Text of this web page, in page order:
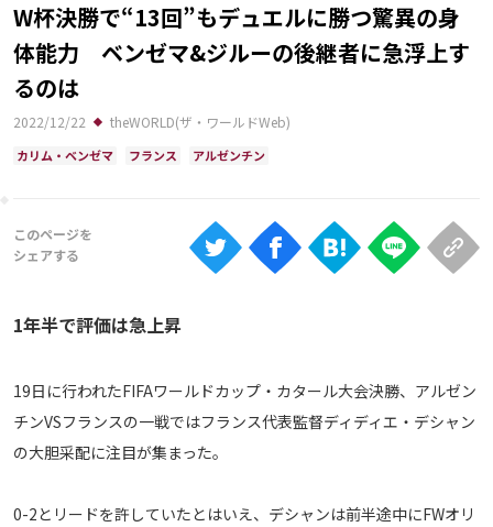
ランキング
Ranking
大会について
About
視聴方法
W杯決勝で“13回”もデュエルに勝つ驚異の身
体能力 ベンゼマ&ジルーの後継者に急浮上す
るのは
2022/12/22 theWORLD(ザ・ワールドWeb)
カリム・ベンゼマ フランス アルゼンチン
1年半で評価は急上昇
19日に行われたFIFAワールドカップ・カタール大会決勝、アルゼン
チンVSフランスの一戦ではフランス代表監督ディディエ・デシャン
の大胆采配に注目が集まった。
0-2とリードを許していたとはいえ、デシャンは前半途中にFWオリ